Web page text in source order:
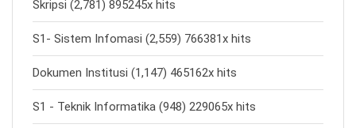
Skripsi (2,781) 895245x hits
S1- Sistem Infomasi (2,559) 766381x hits
Dokumen Institusi (1,147) 465162x hits
S1 - Teknik Informatika (948) 229065x hits